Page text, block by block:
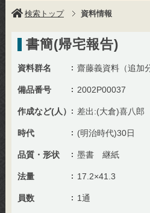
検索トップ 資料情報
書簡(帰宅報告)
資料群名 齋藤義資料（追加
備品番号 2002P00037
作成など(人） 差出:(大倉)喜八
時代 (明治時代)30日
品質・形状 墨書 継紙
法量 17.2×41.3
員数 1通